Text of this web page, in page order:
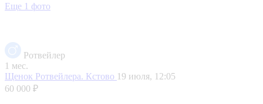
Еще 1 фото
Ротвейлер
1 мес.
Щенок Ротвейлера. Кстово 19 июля, 12:05
60 000 ₽